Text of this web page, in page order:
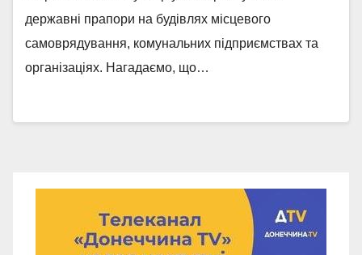
державні прапори на будівлях місцевого
самоврядування, комунальних підприємствах та
організаціях. Нагадаємо, що…